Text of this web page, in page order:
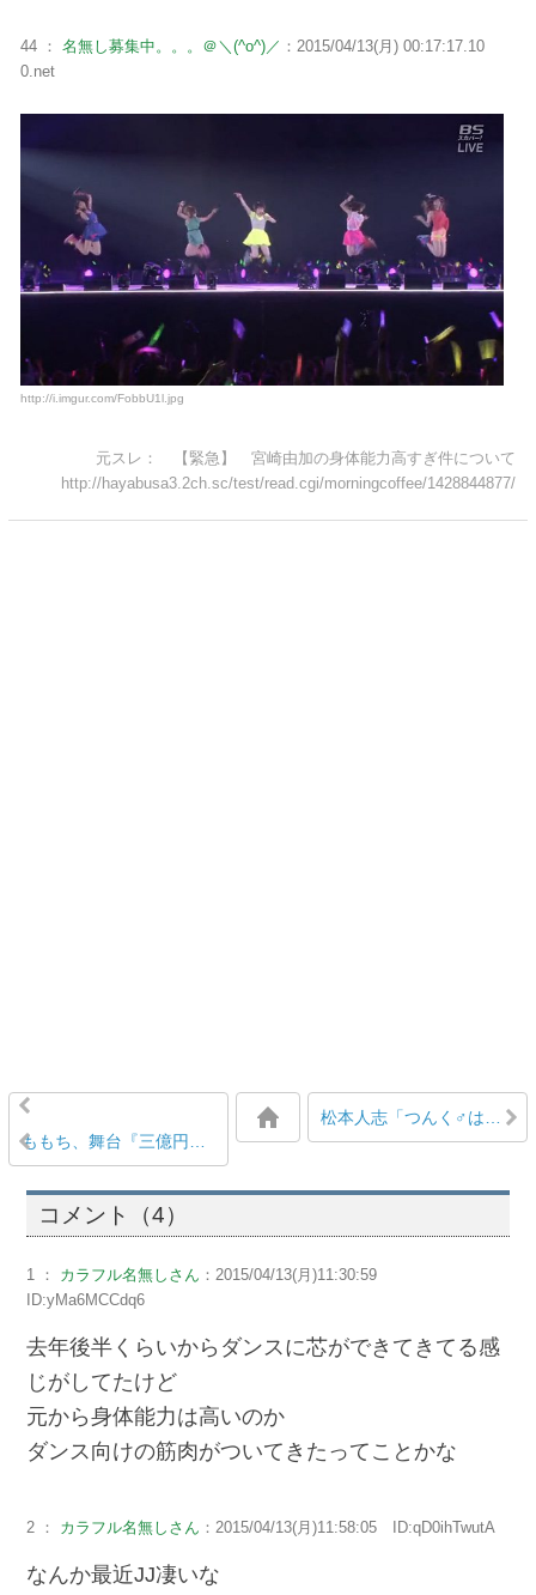
44 ： 名無し募集中。。。＠＼(^o^)／ ：2015/04/13(月) 00:17:17.10
0.net
http://i.imgur.com/FobbU1l.jpg
元スレ： 【緊急】 宮崎由加の身体能力高すぎ件について
http://hayabusa3.2ch.sc/test/read.cgi/morningcoffee/1428844877/
ももち、舞台『三億円少女』公演時、塩田泰造に「塩田さん笑いって難しいんですよ、笑いってものわかってないでしょ？」と言っていた
松本人志「つんく♂は選ばれし男。彼がこれから書く詩は、えげつないパワーを持っているから、すごく注目したい」
コメント（4）
1 ： カラフル名無しさん ：2015/04/13(月)11:30:59
ID:yMa6MCCdq6
去年後半くらいからダンスに芯ができてきてる感
じがしてたけど
元から身体能力は高いのか
ダンス向けの筋肉がついてきたってことかな
2 ： カラフル名無しさん ：2015/04/13(月)11:58:05 ID:qD0ihTwutA
なんか最近JJ凄いな